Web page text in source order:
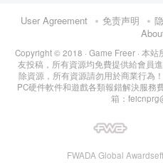
User Agreement 免责声明
Copyright © 2018 · Game Freer · 本
友投稿，所有資源均免費提供給會員
除資源，所有資源請勿用於商業行為
PC硬件軟件和遊戲各類報錯解決服務
箱：
FWADA Global Awards